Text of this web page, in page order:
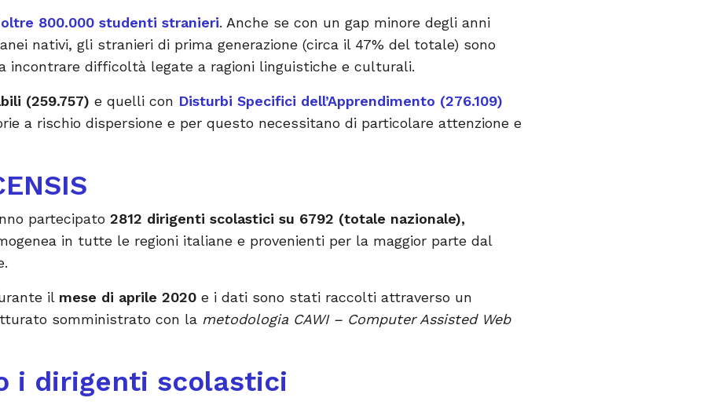
oltre 800.000 studenti stranieri. Anche se con un gap minore degli anni
nativi, gli stranieri di prima generazione (circa il 47% del totale) sono
incontrare difficoltà legate a ragioni linguistiche e culturali.
(259.757) e quelli con Disturbi Specifici dell’Apprendimento (276.109)
a rischio dispersione e per questo necessitano di particolare attenzione e
partecipato 2812 dirigenti scolastici su 6792 (totale nazionale),
in tutte le regioni italiane e provenienti per la maggior parte dal
il mese di aprile 2020 e i dati sono stati raccolti attraverso un
somministrato con la metodologia CAWI – Computer Assisted Web
i dirigenti scolastici